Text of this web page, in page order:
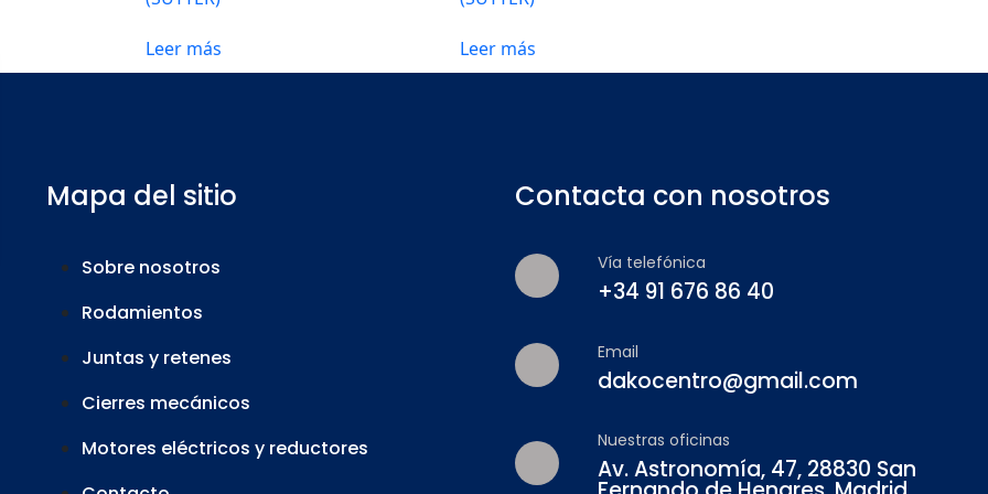
Leer más Leer más
Mapa del sitio
Sobre nosotros
Rodamientos
Juntas y retenes
Cierres mecánicos
Motores eléctricos y reductores
Contacta con nosotros
Vía telefónica
+34 91 676 86 40
Email
dakocentro@gmail.com
Nuestras oficinas
Av. Astronomía, 47, 28830 San